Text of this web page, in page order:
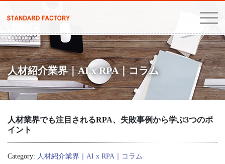
人材紹介業界｜AI x RPA｜コラム
人材業界でも注目されるRPA、失敗事例から学ぶ3つのポ
イント
Category: 人材紹介業界｜AI x RPA｜コラム